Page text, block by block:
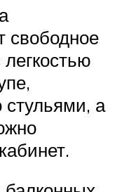
свободное
стульями, а